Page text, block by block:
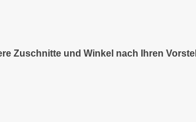
Zuschnitte und Winkel nach Ihren